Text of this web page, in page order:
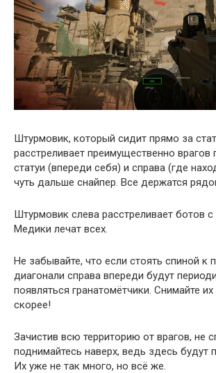
Штурмовик, который сидит прямо за
расстреливает преимущественно врагов
статуи (впереди себя) и справа (где
чуть дальше снайпер. Все держатся
Штурмовик слева расстреливает ботов
Медики лечат всех.
Не забывайте, что если стоять спиной к
диагонали справа впереди будут
появляться гранатомётчики. Снимайте
скорее!
Зачистив всю территорию от врагов, не
поднимайтесь наверх, ведь здесь будут
Их уже не так много, но всё же.